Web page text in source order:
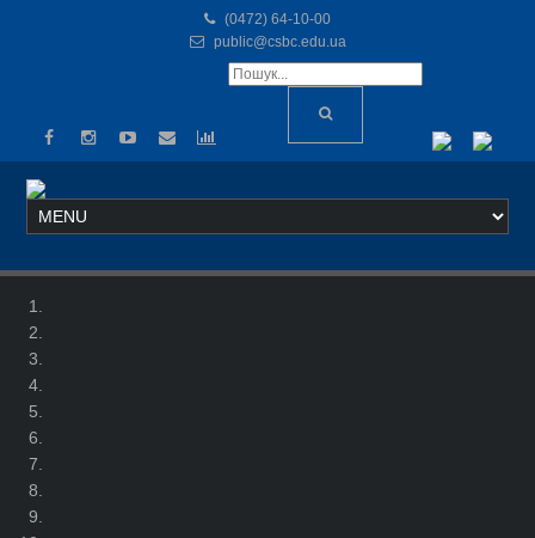
(0472) 64-10-00
public@csbc.edu.ua